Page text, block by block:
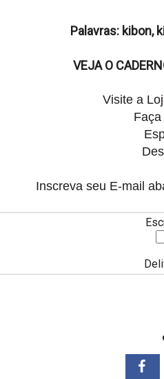
Palavras: kibon,
VEJA O
Visite a
Faça
Inscreva seu E-mail